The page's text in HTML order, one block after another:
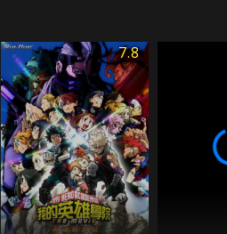
7.8